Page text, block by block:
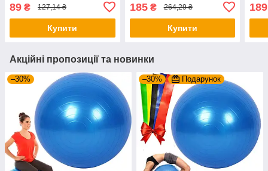
Авторушник
89 ₴ 127,14 ₴
Купити
Швидкосохнучий халат
для ванної / Халат-рушник
185₴ 264,29 ₴
Купити
189
Акційні пропозиції та новинки
–30% –30% Подарунок